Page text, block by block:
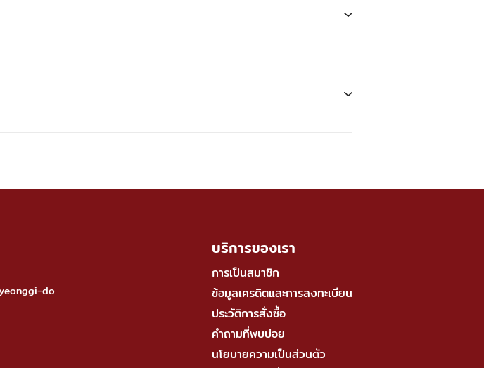
do
บริการของเรา
การเป็นสมาชิก
ข้อมูลเครดิตและการลงทะเบียน
ประวัติการสั่งซื้อ
คำถามที่พบบ่อย
นโยบายความเป็นส่วนตัว